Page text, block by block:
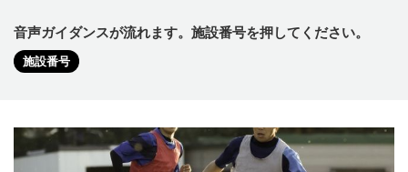
音声ガイダンスが流れます。施設番号を押してください。
施設番号